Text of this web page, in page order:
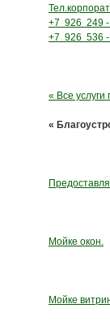
+7 926 249
+7 926 536
« Все
«
Мойке окон.
Мойке